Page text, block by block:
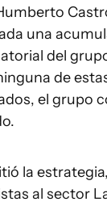
una
del
de
el grupo
la
al sector